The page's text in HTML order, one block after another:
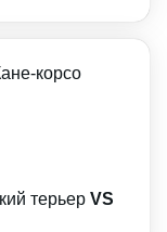
терьер VS